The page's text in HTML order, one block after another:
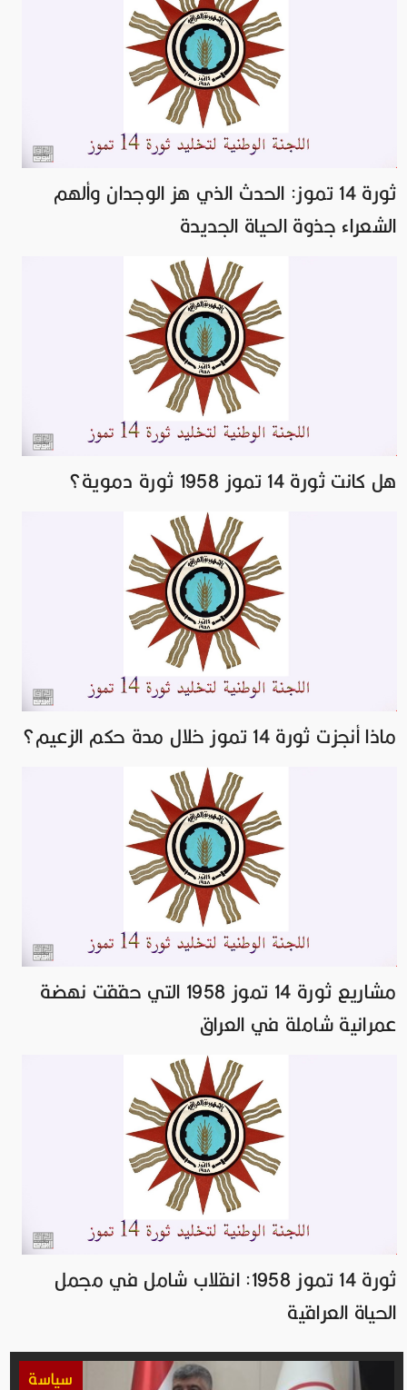
ثورة 14 تموز: الحدث الذي هز الوجدان وألهم
الشعراء جذوة الحياة الجديدة
هل كانت ثورة 14 تموز 1958 ثورة دموية؟
ماذا أنجزت ثورة 14 تموز خلال مدة حكم الزعيم؟
مشاريع ثورة 14 تموز 1958 التي حققت نهضة
عمرانية شاملة في العراق
ثورة 14 تموز 1958: انقلاب شامل في مجمل
الحياة العراقية
سياسة